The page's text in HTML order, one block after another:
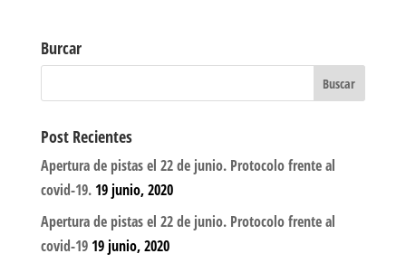
Burcar
Post Recientes
Apertura de pistas el 22 de junio. Protocolo frente al
covid-19. 19 junio, 2020
Apertura de pistas el 22 de junio. Protocolo frente al
covid-19 19 junio, 2020